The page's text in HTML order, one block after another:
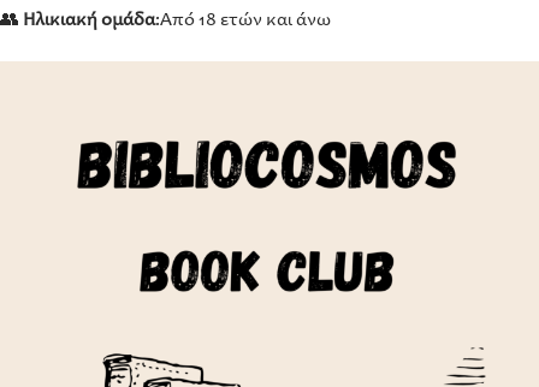
👥 Hλικιακή ομάδα:Από 18 ετών και άνω